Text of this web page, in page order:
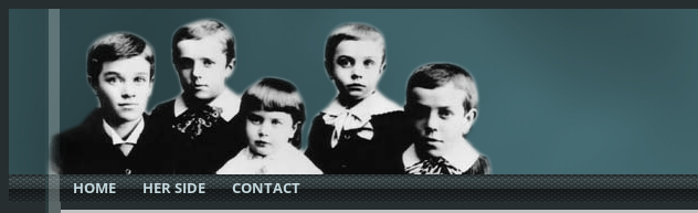
HOME HER SIDE CONTACT